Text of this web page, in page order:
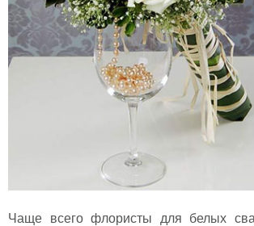
Чаще всего флористы для белых